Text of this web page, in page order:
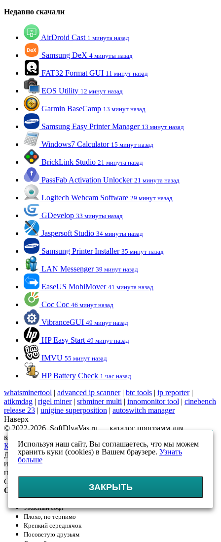
Недавно скачали
AirDroid Cast 1 минута назад
Samsung DeX 4 минуты назад
FAT32 Format GUI 11 минут назад
EOS Utility 12 минут назад
Garmin BaseCamp 13 минут назад
Samsung Easy Printer Manager 13 минут назад
Windows7 Calculator 15 минут назад
BrickLink Studio 21 минута назад
PassFab Activation Unlocker 21 минута назад
Logitech Webcam Software 29 минут назад
GDevelop 33 минуты назад
Jaspersoft Studio 34 минуты назад
Samsung Printer Installer 35 минут назад
LAN Messenger 39 минут назад
EaseUS MobiMover 41 минута назад
Coc Coc 46 минут назад
VibranceGUI 49 минут назад
HP Easy Start 49 минут назад
IMVU 55 минут назад
HP Battery Check 1 час назад
whatsminertool | advanced ip scanner| btc tools | ip reporter|
atikmdag | rigel miner| srbminer multi | innomonitor tool | cinebench
release 23 | unigine superposition | autoswitch manager
Наверх
© 2022-2026, SoftDlyaVas.ru — каталог программ для
компьютера.
Карта сайта
Данный интернет-сайт носит исключительно
информационный характер и ни при каких условиях
не является публичной офертой, определяемой положениями
Статьи 437 (2) ГК РФ
Оцените!
Ужасный софт
Плохо, но терпимо
Крепкий середнячок
Посоветую друзьям
Используя наш сайт, Вы соглашаетесь, что мы можем
хранить куки (cookies) в Вашем браузере. Узнать
больше
ЗАКРЫТЬ